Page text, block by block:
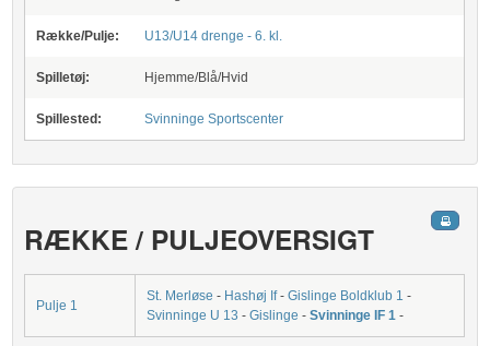
Række/Pulje: U13/U14 drenge - 6. kl.
Spilletøj: Hjemme/Blå/Hvid
Spillested: Svinninge Sportscenter
RÆKKE / PULJEOVERSIGT
Pulje 1
St. Merløse- Hashøj If-Gislinge Boldklub 1-
Svinninge U 13-Gislinge-Svinninge IF 1-